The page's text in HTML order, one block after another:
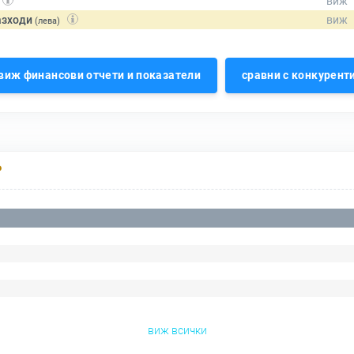
(лева)
финансови отчети и показатели сравни с
виж всички